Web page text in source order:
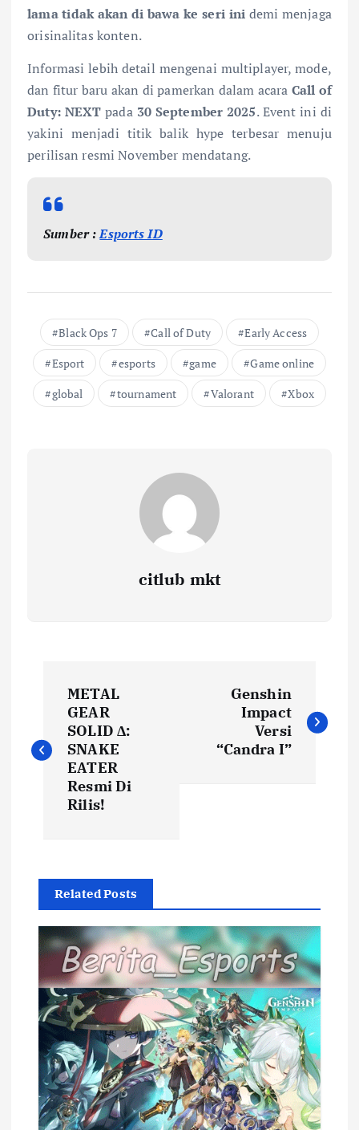
lama tidak akan di bawa ke seri inidemi menjaga
orisinalitas konten.
Informasi lebih detail mengenai multiplayer, mode,
dan fitur baru akan di pamerkan dalam acara Call of
Duty: NEXT pada 30 September 2025. Event ini di
yakini menjadi titik balik hype terbesar menuju
perilisan resmi November mendatang.
Sumber :Esports ID
Black Ops 7 Call of Duty
Early Access
Esport
esports game
Game online
global
tournament Valorant Xbox
citlub mkt
s
a
v
g
a
t
METAL
GEAR
SOLID Δ:
SNAKE
EATER
Resmi Di
Rilis!
Genshin
Impact
Versi
“Candra I”
Related Posts